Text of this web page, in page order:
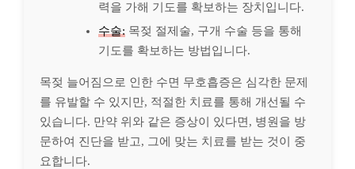
력을 가해 기도를 확보하는 장치입니다.
수술: 목젖 절제술, 구개 수술 등을 통해
기도를 확보하는 방법입니다.
목젖 늘어짐으로 인한 수면 무호흡증은 심각한 문제
를 유발할 수 있지만, 적절한 치료를 통해 개선될 수
있습니다. 만약 위와 같은 증상이 있다면, 병원을 방
문하여 진단을 받고, 그에 맞는 치료를 받는 것이 중
요합니다.